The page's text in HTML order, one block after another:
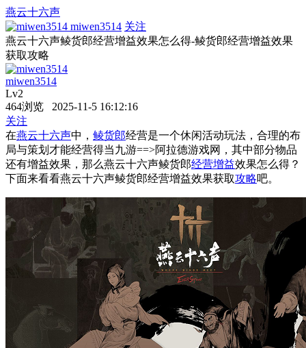
燕云十六声
miwen3514 关注
燕云十六声鲮货郎经营增益效果怎么得-鲮货郎经营增益效果
获取攻略
miwen3514
Lv2
464浏览 2025-11-5 16:12:16
关注
在燕云十六声中， 鲮货郎经营是一个休闲活动玩法，合理的布
局与策划才能经营得当九游==>阿拉德游戏网，其中部分物品
还有增益效果，那么燕云十六声鲮货郎经营增益效果怎么得？
下面来看看燕云十六声鲮货郎经营增益效果获取攻略吧。